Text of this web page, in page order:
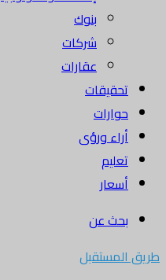
بنوك
شركات
عقارات
تحقيقات
حوارات
أراء ورؤى
تعليم
أسعار
بحث عن
طريق المستقبل